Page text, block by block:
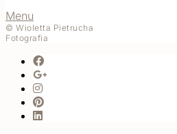
Menu
© Wioletta Pietrucha
Fotografia